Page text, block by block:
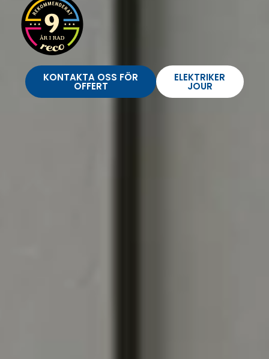
KONTAKTA OSS FÖR
OFFERT
ELEKTRIKER
JOUR